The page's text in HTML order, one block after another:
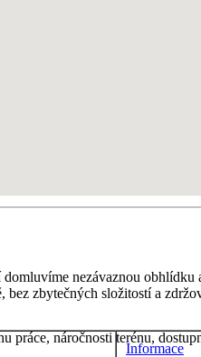
nezávaznou
bez zbytečných složitostí a
náročnosti terénu,
Informace